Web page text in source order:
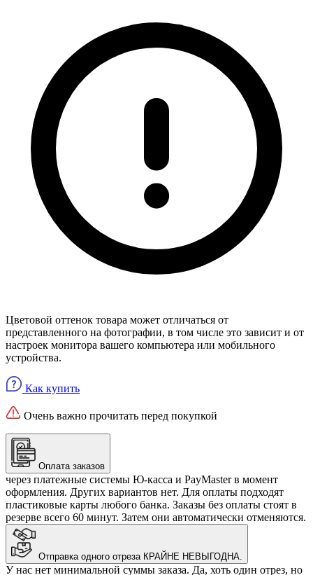
Цветовой оттенок товара может отличаться от
представленного на фотографии, в том числе это зависит и от
настроек монитора вашего компьютера или мобильного
устройства.
Как купить
Очень важно прочитать перед покупкой
Оплата заказов
через платежные системы Ю-касса и PayMaster в момент
оформления. Других вариантов нет. Для оплаты подходят
пластиковые карты любого банка. Заказы без оплаты стоят в
резерве всего 60 минут. Затем они автоматически отменяются.
Отправка одного отреза КРАЙНЕ НЕВЫГОДНА.
У нас нет минимальной суммы заказа. Да, хоть один отрез, но